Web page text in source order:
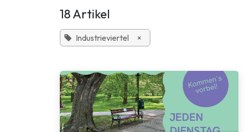
18 Artikel
Industrieviertel ×